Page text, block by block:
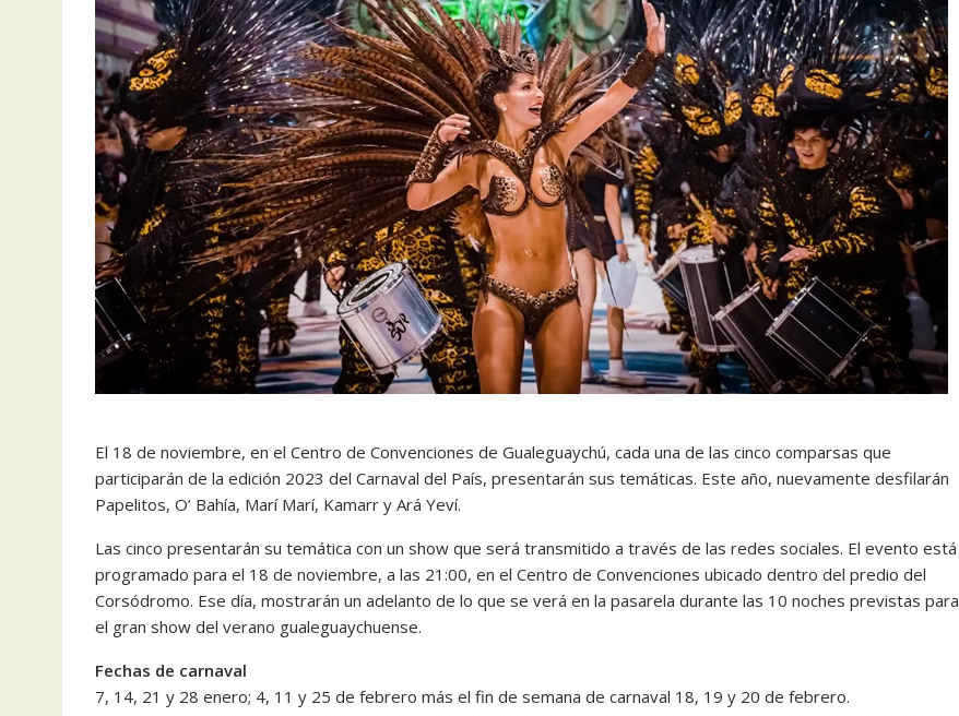
El 18 de noviembre, en el Centro de Convenciones de Gualeguaychú, cada una de las cinco comparsas que
participarán de la edición 2023 del Carnaval del País, presentarán sus temáticas. Este año, nuevamente desfilarán
Papelitos, O’ Bahía, Marí Marí, Kamarr y Ará Yeví.
Las cinco presentarán su temática con un show que será transmitido a través de las redes sociales. El evento está
programado para el 18 de noviembre, a las 21:00, en el Centro de Convenciones ubicado dentro del predio del
Corsódromo. Ese día, mostrarán un adelanto de lo que se verá en la pasarela durante las 10 noches previstas para
el gran show del verano gualeguaychuense.
Fechas de carnaval
7, 14, 21 y 28 enero; 4, 11 y 25 de febrero más el fin de semana de carnaval 18, 19 y 20 de febrero.